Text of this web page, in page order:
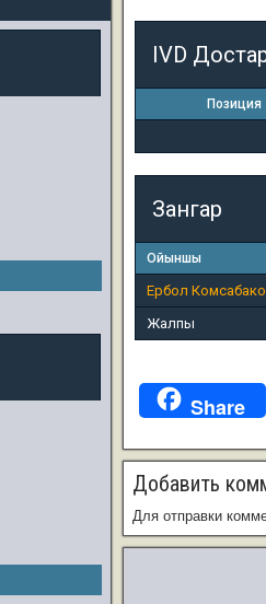
IVD
Позиция
Зангар
Ойыншы
Ербол
Жалпы
Share
Добавить
Для отправки